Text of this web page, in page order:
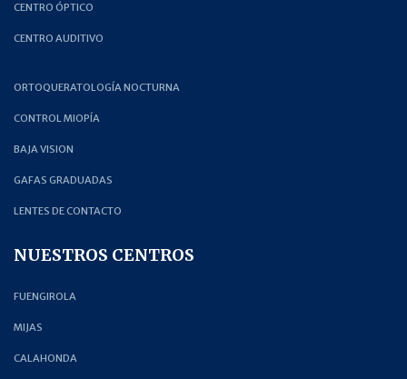
CENTRO ÓPTICO
CENTRO AUDITIVO
ORTOQUERATOLOGÍA NOCTURNA
CONTROL MIOPÍA
BAJA VISION
GAFAS GRADUADAS
LENTES DE CONTACTO
NUESTROS CENTROS
FUENGIROLA
MIJAS
CALAHONDA